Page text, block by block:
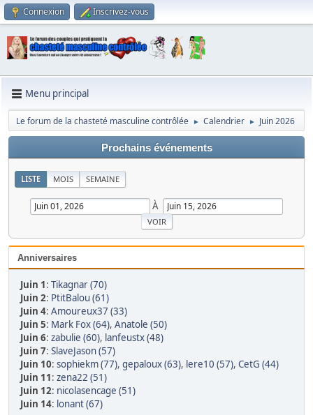
Connexion Inscrivez-vous
Menu principal
Le forum de la chasteté masculine contrôlée ► Calendrier ► Juin 2026
Prochains événements
LISTE MOIS SEMAINE
À
Anniversaires
Juin 1: Tikagnar (70)
Juin 2: PtitBalou (61)
Juin 4: Amoureux37 (33)
Juin 5: Mark Fox (64), Anatole (50)
Juin 6: zabulie (60), lanfeustx (48)
Juin 7: SlaveJason (57)
Juin 10: sophiekm (77), gepaloux (63), lere10 (57), CetG (44)
Juin 11: zena22 (51)
Juin 12: nicolasencage (51)
Juin 14: lonant (67)